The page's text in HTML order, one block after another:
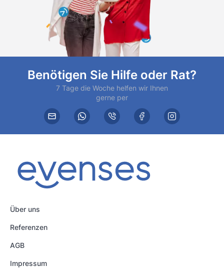
Benötigen Sie Hilfe oder Rat?
7 Tage die Woche helfen wir Ihnen
gerne per
Über uns
Referenzen
AGB
Impressum